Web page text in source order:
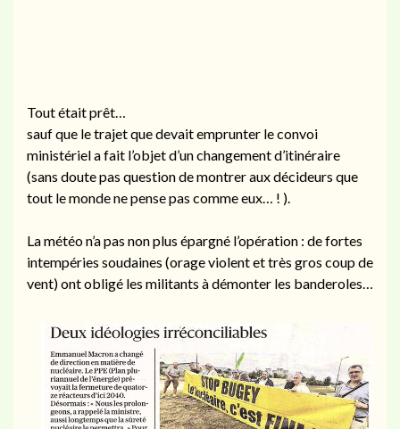
Tout était prêt…
sauf que le trajet que devait emprunter le convoi
ministériel a fait l’objet d’un changement d’itinéraire
(sans doute pas question de montrer aux décideurs que
tout le monde ne pense pas comme eux… ! ).
La météo n’a pas non plus épargné l’opération : de fortes
intempéries soudaines (orage violent et très gros coup de
vent) ont obligé les militants à démonter les banderoles…